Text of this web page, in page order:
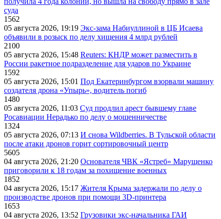
суда
1562
05 августа 2026, 19:19 Экс-зама Набиуллиной в ЦБ Исаева
объявили в розыск по делу хищения 4 млрд рублей
2100
05 августа 2026, 15:48 Reuters: КНДР может разместить в
России ракетное подразделение для ударов по Украине
1592
05 августа 2026, 15:01 Под Екатеринбургом взорвали машину
создателя дрона «Упырь», водитель погиб
1480
05 августа 2026, 11:03 Суд продлил арест бывшему главе
Росавиации Нерадько по делу о мошенничестве
1324
05 августа 2026, 07:13 И снова Wildberries. В Тульской области
после атаки дронов горит сортировочный центр
5605
04 августа 2026, 21:20 Основателя ЧВК «Ястреб» Марущенко
приговорили к 18 годам за похищение военных
1852
04 августа 2026, 15:17 Жителя Крыма задержали по делу о
производстве дронов при помощи 3D‑принтера
1653
04 августа 2026, 13:52 Грузовики экс-начальника ГАИ